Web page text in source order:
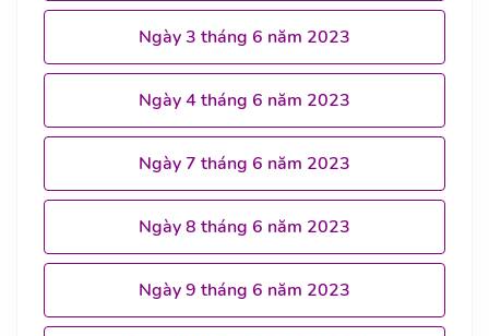
Ngày 3 tháng 6 năm 2023
Ngày 4 tháng 6 năm 2023
Ngày 7 tháng 6 năm 2023
Ngày 8 tháng 6 năm 2023
Ngày 9 tháng 6 năm 2023